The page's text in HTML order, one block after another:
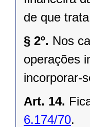
de que
§ 2º. Nos
operações
incorporar-
Art. 14.
6.174/70.